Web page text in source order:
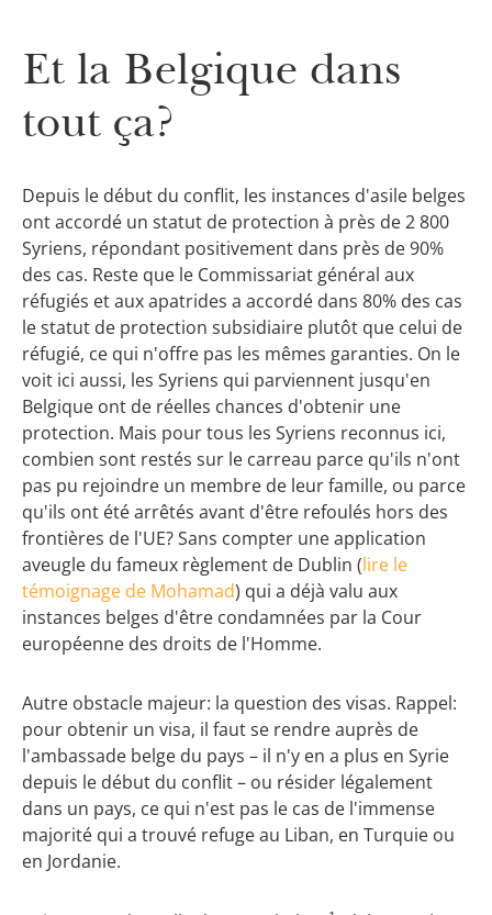
Et la Belgique dans
tout ça?
Depuis le début du conflit, les instances d'asile belges
ont accordé un statut de protection à près de 2 800
Syriens, répondant positivement dans près de 90%
des cas. Reste que le Commissariat général aux
réfugiés et aux apatrides a accordé dans 80% des cas
le statut de protection subsidiaire plutôt que celui de
réfugié, ce qui n'offre pas les mêmes garanties. On le
voit ici aussi, les Syriens qui parviennent jusqu'en
Belgique ont de réelles chances d'obtenir une
protection. Mais pour tous les Syriens reconnus ici,
combien sont restés sur le carreau parce qu'ils n'ont
pas pu rejoindre un membre de leur famille, ou parce
qu'ils ont été arrêtés avant d'être refoulés hors des
frontières de l'UE? Sans compter une application
aveugle du fameux règlement de Dublin (lire le
témoignage de Mohamad) qui a déjà valu aux
instances belges d'être condamnées par la Cour
européenne des droits de l'Homme.
Autre obstacle majeur: la question des visas. Rappel:
pour obtenir un visa, il faut se rendre auprès de
l'ambassade belge du pays – il n'y en a plus en Syrie
depuis le début du conflit – ou résider légalement
dans un pays, ce qui n'est pas le cas de l'immense
majorité qui a trouvé refuge au Liban, en Turquie ou
en Jordanie.